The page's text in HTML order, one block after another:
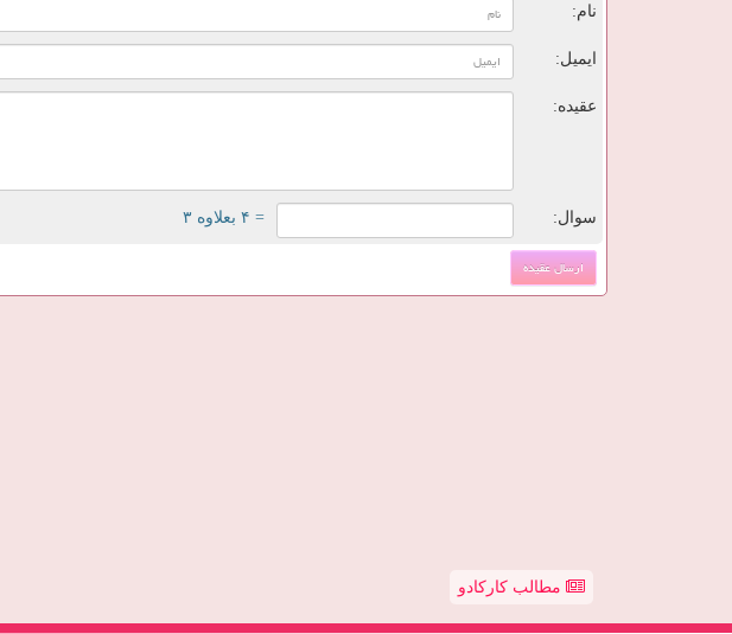
نام:
ایمیل:
عقیده:
سوال: = ۴ بعلاوه ۳
مطالب کارکادو